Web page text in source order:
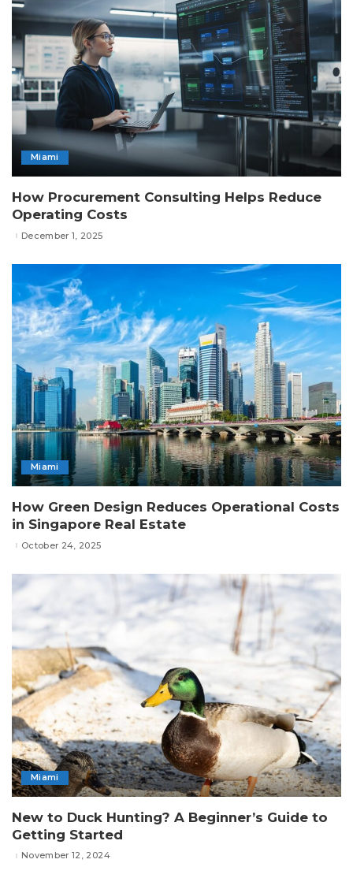
Miami
How Procurement Consulting Helps Reduce
Operating Costs
December 1, 2025
Miami
How Green Design Reduces Operational Costs
in Singapore Real Estate
October 24, 2025
Miami
New to Duck Hunting? A Beginner’s Guide to
Getting Started
November 12, 2024